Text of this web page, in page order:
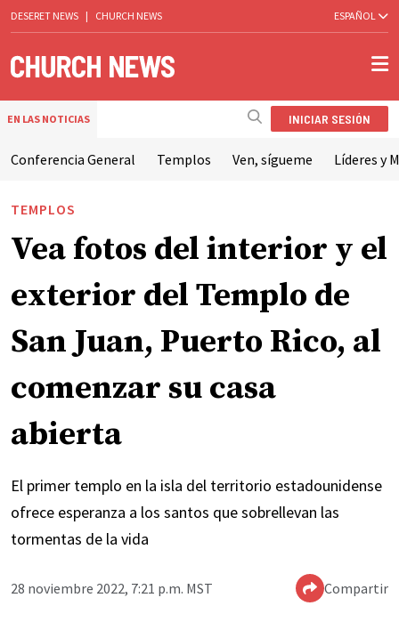
DESERET NEWS | CHURCH NEWS ESPAÑOL
EN LAS NOTICIAS INICIAR SESIÓN
Conferencia General Templos Ven, sígueme Líderes y
TEMPLOS
Vea fotos del interior y el
exterior del Templo de
San Juan, Puerto Rico, al
comenzar su casa
abierta
El primer templo en la isla del territorio estadounidense
ofrece esperanza a los santos que sobrellevan las
tormentas de la vida
28 noviembre 2022, 7:21 p.m. MST Compartir